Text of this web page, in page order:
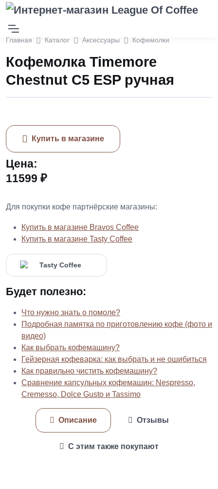
Главная Каталог Аксессуары Кофемолки
Кофемолка Timemore
Chestnut C5 ESP ручная
Купить в магазине
Цена:
11599 ₽
Для покупки кофе партнёрские магазины:
Купить в магазине Bravos Coffee
Купить в магазине Tasty Coffee
Будет полезно:
Что нужно знать о помоле?
Подробная памятка по приготовлению кофе (фото и
видео)
Как выбрать кофемашину?
Гейзерная кофеварка: как выбрать и не ошибиться
Как правильно чистить кофемашину?
Сравнение капсульных кофемашин: Nespresso,
Cremesso, Dolce Gusto и Tassimo
Описание Отзывы
С этим также покупают